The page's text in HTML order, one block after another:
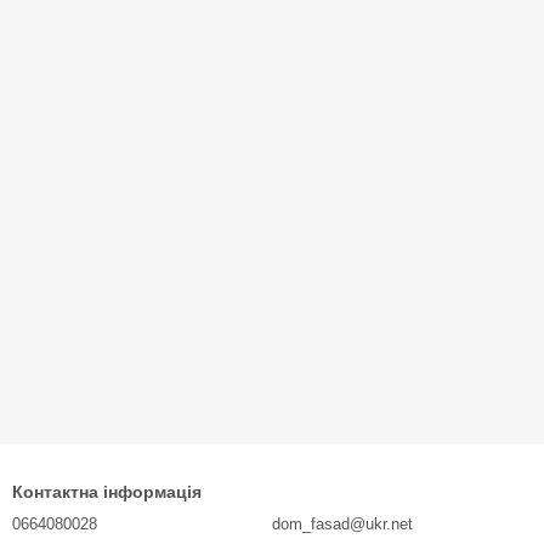
Контактна інформація
0664080028 dom_fasad@ukr.net